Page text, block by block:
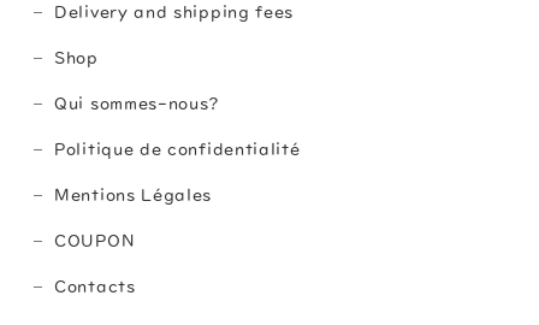
Delivery and shipping fees
Shop
Qui sommes-nous?
Politique de confidentialité
Mentions Légales
COUPON
Contacts